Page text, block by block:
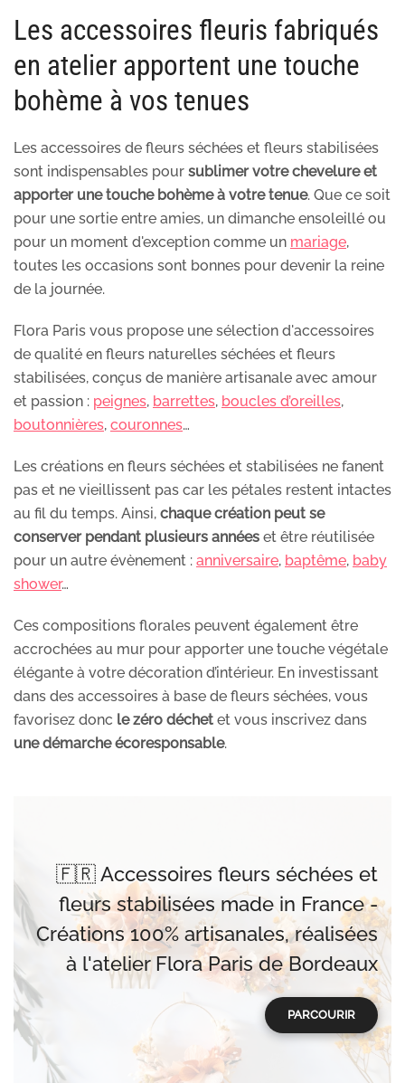
Les accessoires fleuris fabriqués
en atelier apportent une touche
bohème à vos tenues
Les accessoires de fleurs séchées et fleurs stabilisées
sont indispensables pour sublimer votre chevelure et
apporter une touche bohème à votre tenue. Que ce soit
pour une sortie entre amies, un dimanche ensoleillé ou
pour un moment d'exception comme un mariage,
toutes les occasions sont bonnes pour devenir la reine
de la journée.
Flora Paris vous propose une sélection d'accessoires
de qualité en fleurs naturelles séchées et fleurs
stabilisées, conçus de manière artisanale avec amour
et passion : peignes, barrettes, boucles d’oreilles,
boutonnières, couronnes…
Les créations en fleurs séchées et stabilisées ne fanent
pas et ne vieillissent pas car les pétales restent intactes
au fil du temps. Ainsi, chaque création peut se
conserver pendant plusieurs années et être réutilisée
pour un autre évènement : anniversaire, baptême, baby
shower…
Ces compositions florales peuvent également être
accrochées au mur pour apporter une touche végétale
élégante à votre décoration d’intérieur. En investissant
dans des accessoires à base de fleurs séchées, vous
favorisez donc le zéro déchet et vous inscrivez dans
une démarche écoresponsable.
🇫🇷 Accessoires fleurs séchées et
fleurs stabilisées made in France -
Créations 100% artisanales, réalisées
à l'atelier Flora Paris de Bordeaux
PARCOURIR